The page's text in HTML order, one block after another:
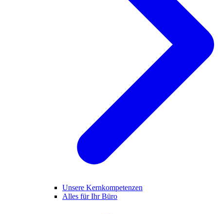
Unsere Kernkompetenzen
Alles für Ihr Büro